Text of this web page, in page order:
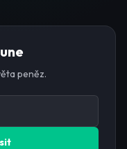
peněz.